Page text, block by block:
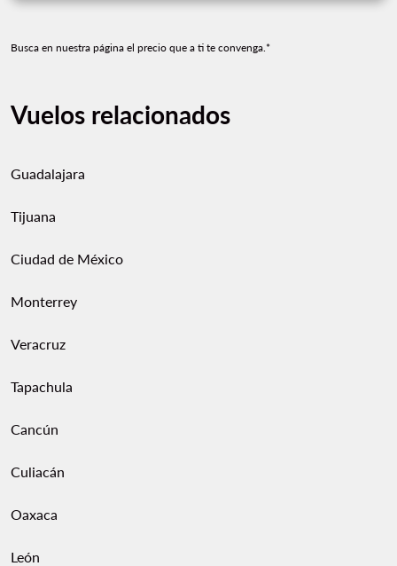
Busca en nuestra página el precio que a ti te convenga.*
Vuelos relacionados
Guadalajara
Tijuana
Ciudad de México
Monterrey
Veracruz
Tapachula
Cancún
Culiacán
Oaxaca
León